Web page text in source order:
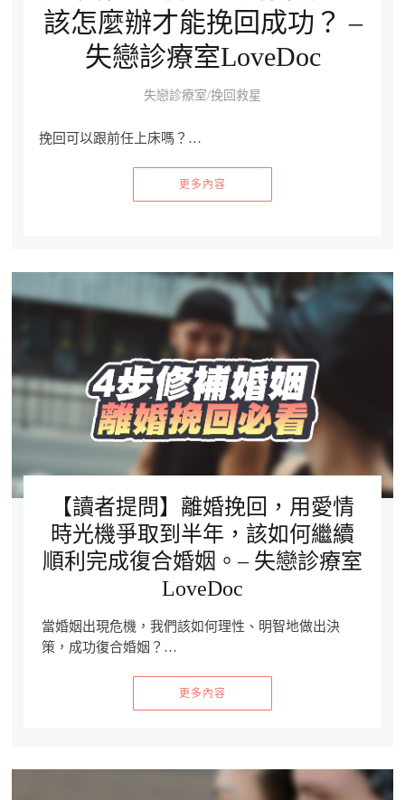
該怎麼辦才能挽回成功？ –
失戀診療室LoveDoc
失戀診療室/挽回救星
挽回可以跟前任上床嗎？…
更多內容
【讀者提問】離婚挽回，用愛情
時光機爭取到半年，該如何繼續
順利完成復合婚姻。– 失戀診療室
LoveDoc
當婚姻出現危機，我們該如何理性、明智地做出決
策，成功復合婚姻？…
更多內容